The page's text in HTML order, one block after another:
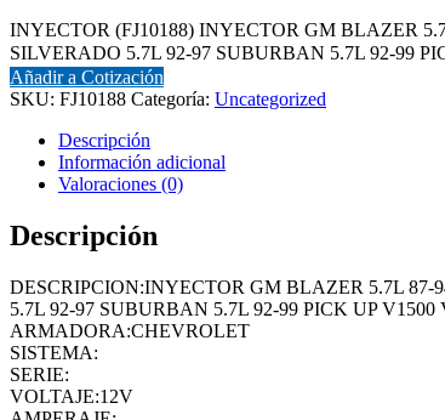
INYECTOR (FJ10188) INYECTOR GM BLAZER
SILVERADO 5.7L 92-97 SUBURBAN 5.7L 92-99
Añadir a Cotización
SKU: FJ10188 Categoría: Uncategorized
Descripción
Información adicional
Valoraciones (0)
Descripción
DESCRIPCION:INYECTOR GM BLAZER 5.7L 87-
5.7L 92-97 SUBURBAN 5.7L 92-99 PICK UP
ARMADORA:CHEVROLET
SISTEMA:
SERIE:
VOLTAJE:12V